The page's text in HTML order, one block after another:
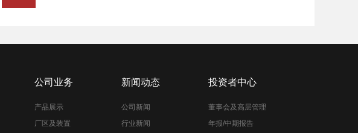
公司业务
产品展示
厂区及装置
新闻动态
公司新闻
行业新闻
投资者中心
董事会及高层管理
年报/中期报告